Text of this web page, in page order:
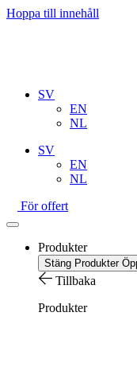
Hoppa till innehåll
SV
EN
NL
SV
EN
NL
För offert
Produkter
Stäng Produkter
Tillbaka
Produkter